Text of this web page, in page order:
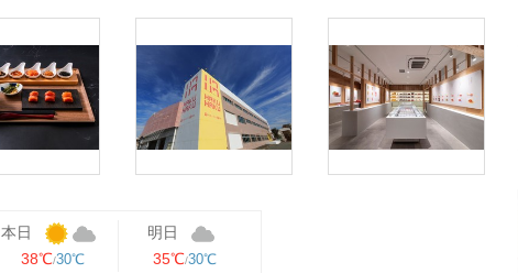
本日
38℃ 30℃
明日
35℃ 30℃